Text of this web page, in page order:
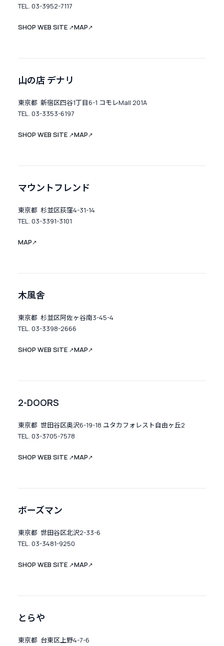
TEL. 03-3952-7117
SHOP WEB SITE ↗MAP↗
山の店 デナリ
東京都 新宿区四谷1丁目6-1 コモレMall 201A
TEL. 03-3353-6197
SHOP WEB SITE ↗MAP↗
マウントフレンド
東京都 杉並区荻窪4-31-14
TEL. 03-3391-3101
MAP↗
木風舎
東京都 杉並区阿佐ヶ谷南3-45-4
TEL. 03-3398-2666
SHOP WEB SITE ↗MAP↗
2-DOORS
東京都 世田谷区奥沢6-19-18 ユタカフォレスト自由ヶ丘2
TEL. 03-3705-7578
SHOP WEB SITE ↗MAP↗
ボーズマン
東京都 世田谷区北沢2-33-6
TEL. 03-3481-9250
SHOP WEB SITE ↗MAP↗
とらや
東京都 台東区上野4-7-6